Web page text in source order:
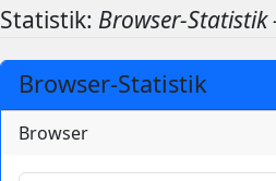
Statistik: Browser-Statistik
Browser-Statistik
Browser